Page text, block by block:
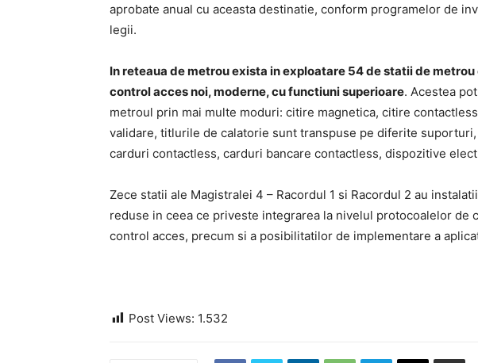
aprobate anual cu aceasta destinatie, conform programelor de
legii.
In reteaua de metrou exista in exploatare 54 de statii de
control acces noi, moderne, cu functiuni superioare. Acestea
metroul prin mai multe moduri: citire magnetica, citire
validare, titlurile de calatorie sunt transpuse pe diferite
carduri contactless, carduri bancare contactless, dispozitive
Zece statii ale Magistralei 4 – Racordul 1 si Racordul 2 au
reduse in ceea ce priveste integrarea la nivelul protocoalelor de
control acces, precum si a posibilitatilor de implementare a
Post Views: 1.532